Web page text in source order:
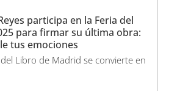
participa en la Feria del
para firmar su última obra:
tus emociones
Libro de Madrid se convierte en